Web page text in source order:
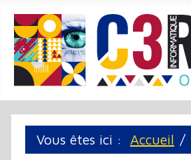
Vous êtes ici : Accueil